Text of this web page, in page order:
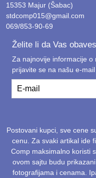
15353 Majur (Šabac)
stdcomp015@gmail.com
069/853-90-69
Želite li da Vas
Za najnovije informacije o
prijavite se na našu e-mail
E-mail
Postovani kupci, sve cene
cenu. Za svaki artikal ide
Comp maksimalno koristi
ovom sajtu budu
fotografijama i cenama.